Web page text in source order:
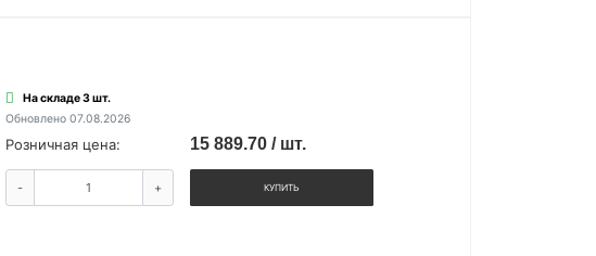
На складе 3 шт.
Обновлено 07.08.2026
Розничная цена: 15 889.70 / шт.
- + КУПИТЬ